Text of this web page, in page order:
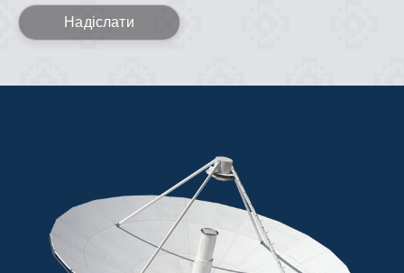
Надіслати